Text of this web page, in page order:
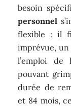
besoin
personnel
flexible : il
imprévue,
l’emploi de
pouvant
durée de
et 84 mois,